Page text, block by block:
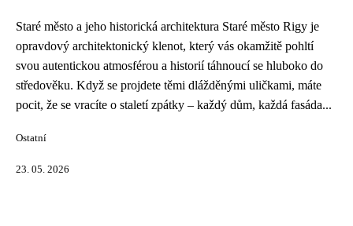
Staré město a jeho historická architektura Staré město Rigy je
opravdový architektonický klenot, který vás okamžitě pohltí
svou autentickou atmosférou a historií táhnoucí se hluboko do
středověku. Když se projdete těmi dlážděnými uličkami, máte
pocit, že se vracíte o staletí zpátky – každý dům, každá fasáda...
Ostatní
23. 05. 2026